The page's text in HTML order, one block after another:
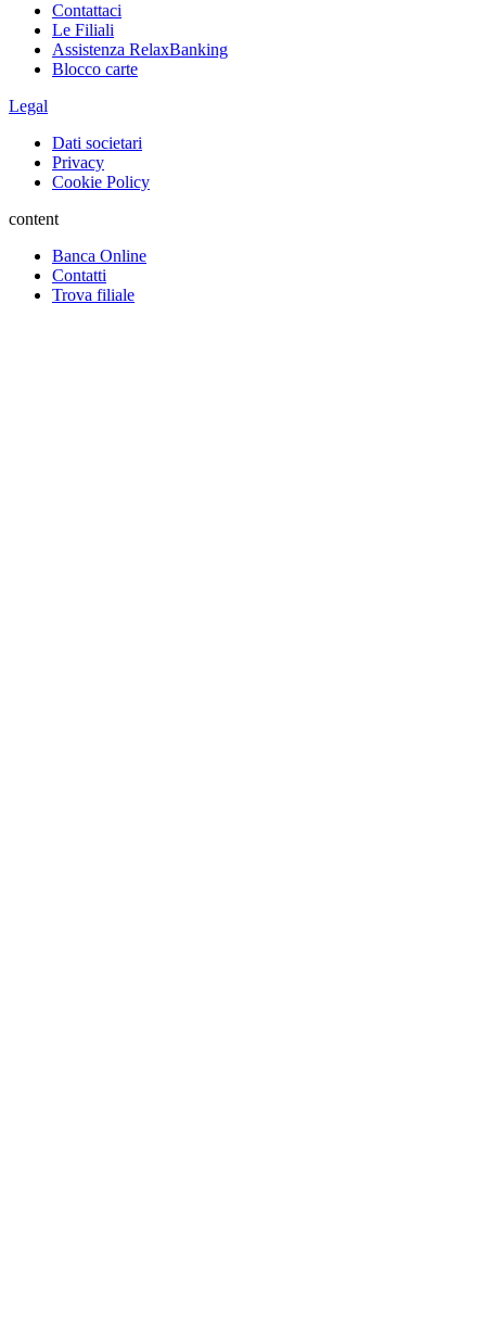
Contattaci
Le Filiali
Assistenza RelaxBanking
Blocco carte
Legal
Dati societari
Privacy
Cookie Policy
content
Banca Online
Contatti
Trova filiale